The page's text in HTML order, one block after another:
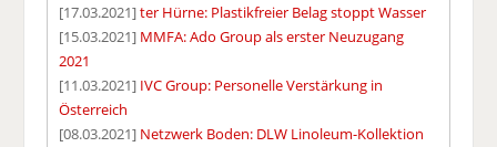
[17.03.2021]ter Hürne: Plastikfreier Belag stoppt Wasser
[15.03.2021] MMFA: Ado Group als erster Neuzugang
2021
[11.03.2021] IVC Group: Personelle Verstärkung in
Österreich
[08.03.2021] Netzwerk Boden: DLW Linoleum-Kollektion